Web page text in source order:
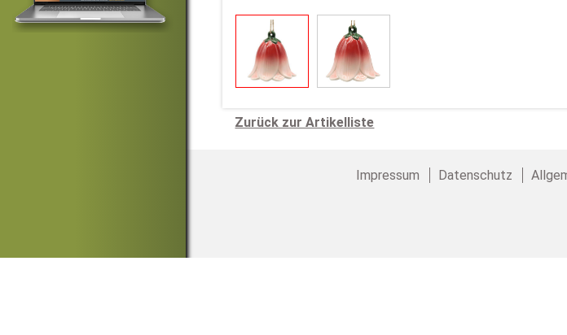
Zurück zur Artikelliste
Impressum Datenschutz